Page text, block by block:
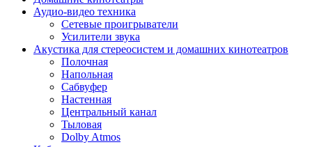
Аудио-видео техника
Сетевые проигрыватели
Усилители звука
Акустика для стереосистем и домашних кинотеатров
Полочная
Напольная
Сабвуфер
Настенная
Центральный канал
Тыловая
Dolby Atmos